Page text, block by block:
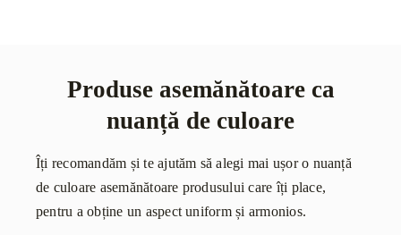
Produse asemănătoare ca
nuanță de culoare
Îți recomandăm și te ajutăm să alegi mai ușor o nuanță
de culoare asemănătoare produsului care îți place,
pentru a obține un aspect uniform și armonios.